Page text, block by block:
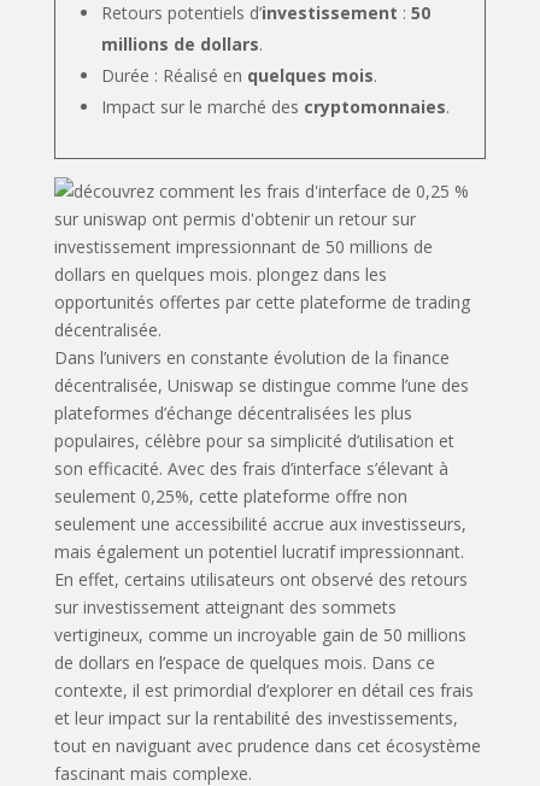
Retours potentiels d’investissement : 50
millions de dollars.
Durée : Réalisé en quelques mois.
Impact sur le marché des cryptomonnaies.
Dans l’univers en constante évolution de la finance
décentralisée, Uniswap se distingue comme l’une des
plateformes d’échange décentralisées les plus
populaires, célèbre pour sa simplicité d’utilisation et
son efficacité. Avec des frais d’interface s’élevant à
seulement 0,25%, cette plateforme offre non
seulement une accessibilité accrue aux investisseurs,
mais également un potentiel lucratif impressionnant.
En effet, certains utilisateurs ont observé des retours
sur investissement atteignant des sommets
vertigineux, comme un incroyable gain de 50 millions
de dollars en l’espace de quelques mois. Dans ce
contexte, il est primordial d’explorer en détail ces frais
et leur impact sur la rentabilité des investissements,
tout en naviguant avec prudence dans cet écosystème
fascinant mais complexe.